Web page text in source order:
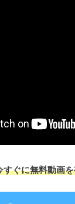
すぐに無料動画